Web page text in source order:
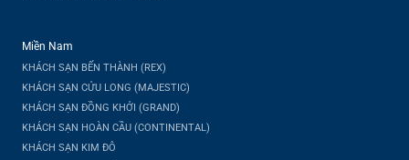
Miền Nam
KHÁCH SẠN BẾN THÀNH (REX)
KHÁCH SẠN CỬU LONG (MAJESTIC)
KHÁCH SẠN ĐỒNG KHỞI (GRAND)
KHÁCH SẠN HOÀN CẦU (CONTINENTAL)
KHÁCH SẠN KIM ĐÔ